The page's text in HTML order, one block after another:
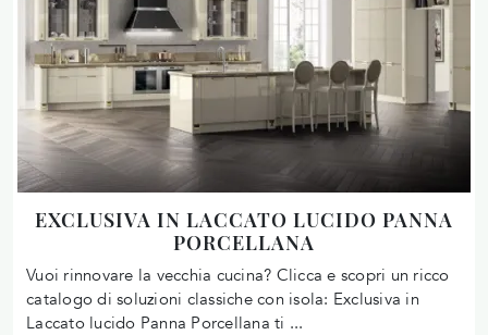
EXCLUSIVA IN LACCATO LUCIDO PANNA
PORCELLANA
Vuoi rinnovare la vecchia cucina? Clicca e scopri un ricco
catalogo di soluzioni classiche con isola: Exclusiva in
Laccato lucido Panna Porcellana ti ...